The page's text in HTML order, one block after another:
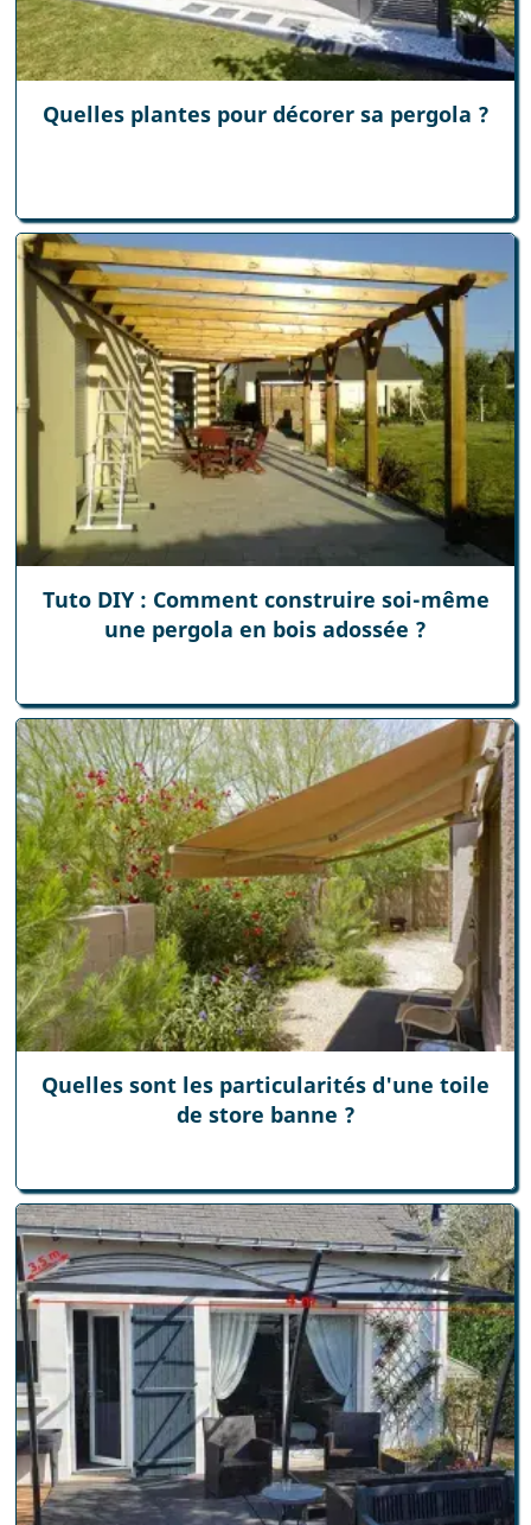
Quelles plantes pour décorer sa pergola ?
Tuto DIY : Comment construire soi-même
une pergola en bois adossée ?
Quelles sont les particularités d'une toile
de store banne ?